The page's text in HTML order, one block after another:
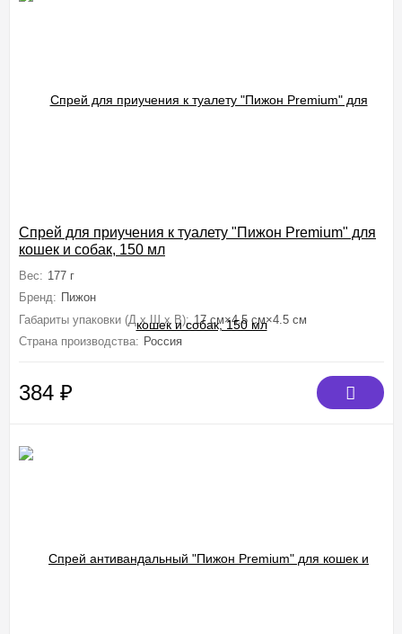
Спрей для приучения к туалету "Пижон Premium" для
кошек и собак, 150 мл
Вес: 177 г
Бренд: Пижон
Габариты упаковки (Д х Ш х В): 17 см×4.5 см×4.5 см
Страна производства: Россия
384 ₽